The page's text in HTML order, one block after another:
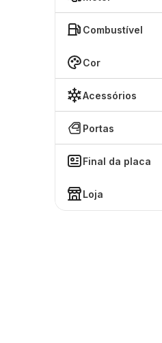
Combustível
Cor
Acessórios
Portas
Final da placa
Loja